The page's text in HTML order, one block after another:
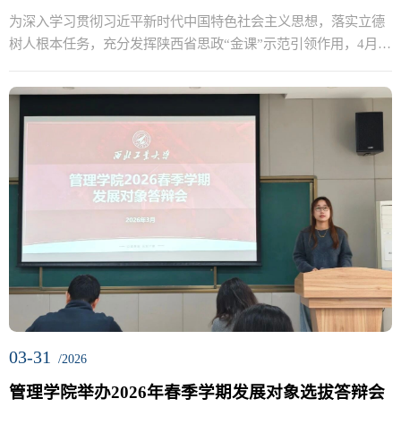
为深入学习贯彻习近平新时代中国特色社会主义思想，落实立德
树人根本任务，充分发挥陕西省思政“金课”示范引领作用，4月23
03-31 /2026
管理学院举办2026年春季学期发展对象选拔答辩会